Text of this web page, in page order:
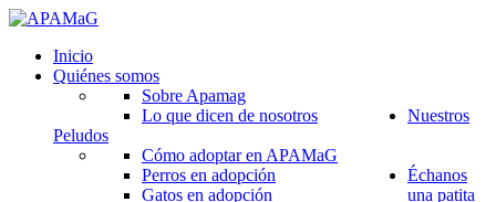
Inicio
Quiénes somos
Sobre Apamag
Lo que dicen de nosotros
Nuestros
Peludos
Cómo adoptar en APAMaG
Perros en adopción
Gatos en adopción
Échanos
una patita